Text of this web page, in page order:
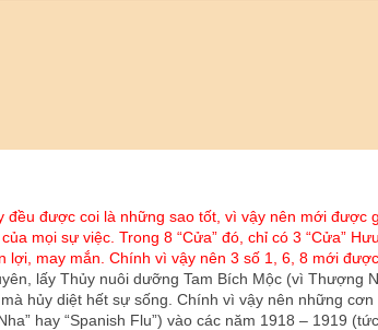
được coi là những sao tốt, vì vậy nên mới được
mọi sự việc. Trong 8 “Cửa” đó, chỉ có 3 “Cửa”
may mắn. Chính vì vậy nên 3 số 1, 6, 8 mới
lấy Thủy nuôi dưỡng Tam Bích Mộc (vì Thượng
hủy diệt hết sự sống. Chính vì vậy nên những
hay “Spanish Flu”) vào các năm 1918 – 1919